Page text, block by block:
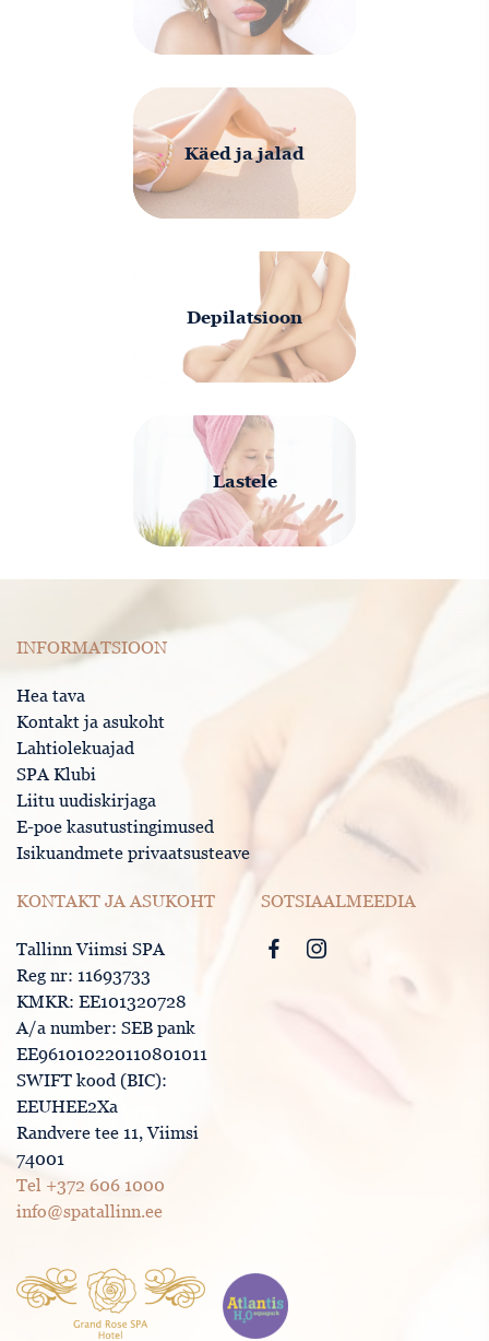
Käed ja jalad
Depilatsioon
Lastele
INFORMATSIOON
Hea tava
Kontakt ja asukoht
Lahtiolekuajad
SPA Klubi
Liitu uudiskirjaga
E-poe kasutustingimused
Isikuandmete privaatsusteave
KONTAKT JA ASUKOHT
Tallinn Viimsi SPA
Reg nr: 11693733
KMKR: EE101320728
A/a number: SEB pank
EE961010220110801011
SWIFT kood (BIC):
EEUHEE2Xa
Randvere tee 11, Viimsi
74001
Tel +372 606 1000
info@spatallinn.ee
SOTSIAALMEEDIA